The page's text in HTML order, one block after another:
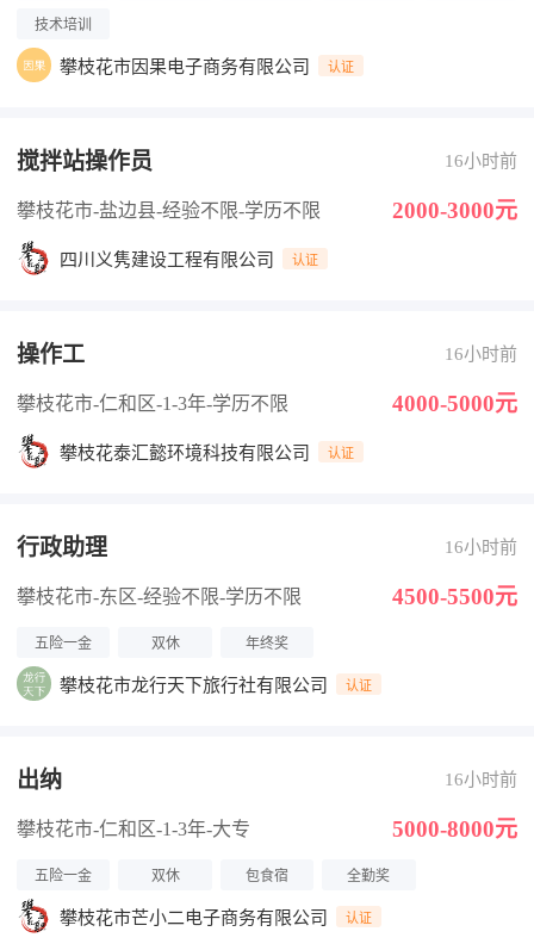
技术培训
攀枝花市因果电子商务有限公司 认证
搅拌站操作员 16小时前
攀枝花市-盐边县-经验不限-学历不限 2000-3000元
四川义隽建设工程有限公司 认证
操作工 16小时前
攀枝花市-仁和区-1-3年-学历不限 4000-5000元
攀枝花泰汇懿环境科技有限公司 认证
行政助理 16小时前
攀枝花市-东区-经验不限-学历不限 4500-5500元
五险一金 双休 年终奖
攀枝花市龙行天下旅行社有限公司 认证
出纳 16小时前
攀枝花市-仁和区-1-3年-大专 5000-8000元
五险一金 双休 包食宿 全勤奖
攀枝花市芒小二电子商务有限公司 认证